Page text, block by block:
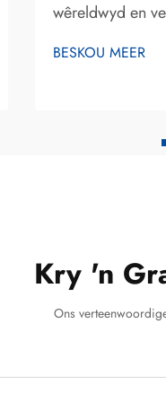
wêreldwyd en
of suur voedsel
BESKOU MEER
Kry 'n
Ons